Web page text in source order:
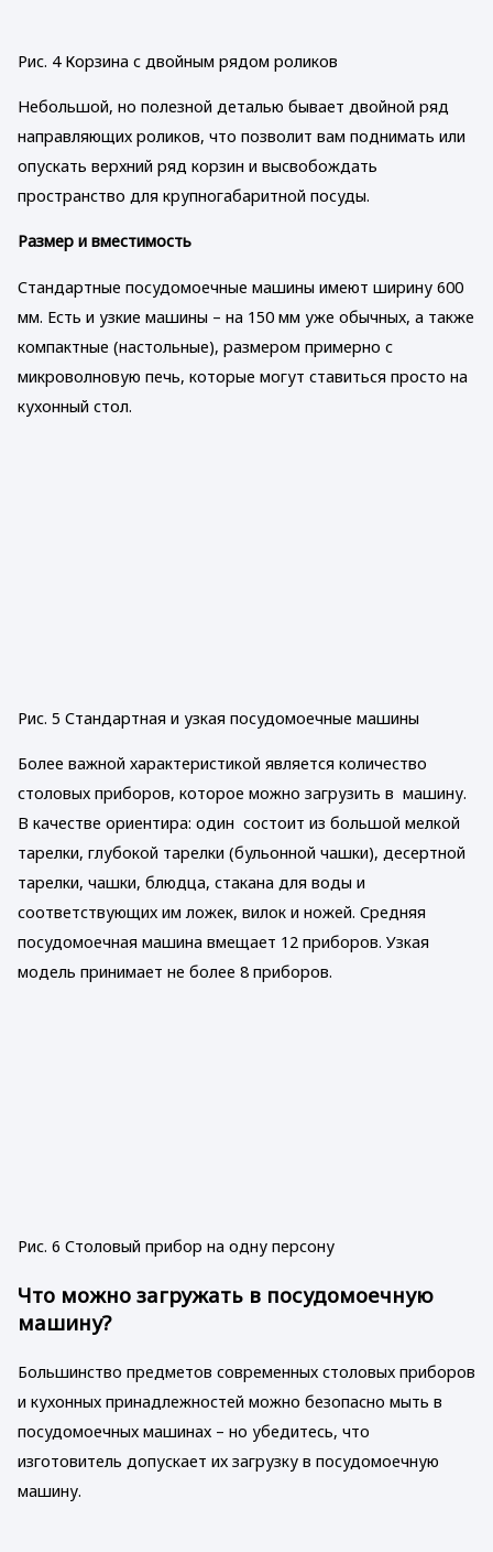
Рис. 4 Корзина с двойным рядом роликов
Небольшой, но полезной деталью бывает двойной ряд
направляющих роликов, что позволит вам поднимать или
опускать верхний ряд корзин и высвобождать
пространство для крупногабаритной посуды.
Размер и вместимость
Стандартные посудомоечные машины имеют ширину 600
мм. Есть и узкие машины – на 150 мм уже обычных, а также
компактные (настольные), размером примерно с
микроволновую печь, которые могут ставиться просто на
кухонный стол.
Рис. 5 Стандартная и узкая посудомоечные машины
Более важной характеристикой является количество
столовых приборов, которое можно загрузить в машину.
В качестве ориентира: один состоит из большой мелкой
тарелки, глубокой тарелки (бульонной чашки), десертной
тарелки, чашки, блюдца, стакана для воды и
соответствующих им ложек, вилок и ножей. Средняя
посудомоечная машина вмещает 12 приборов. Узкая
модель принимает не более 8 приборов.
Рис. 6 Столовый прибор на одну персону
Что можно загружать в посудомоечную
машину?
Большинство предметов современных столовых приборов
и кухонных принадлежностей можно безопасно мыть в
посудомоечных машинах – но убедитесь, что
изготовитель допускает их загрузку в посудомоечную
машину.